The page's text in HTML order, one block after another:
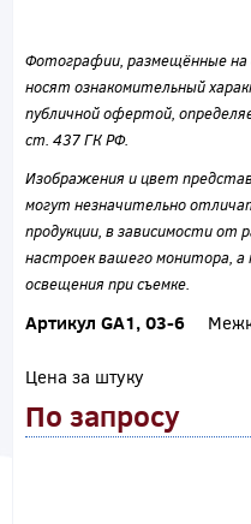
Фотографии, размещённые на
носят ознакомительный
публичной офертой,
ст. 437 ГК РФ.
Изображения и цвет
могут незначительно
продукции, в зависимости от
настроек вашего монитора,
освещения при съемке.
Артикул GA1, 03-6
Цена за штуку
По запросу